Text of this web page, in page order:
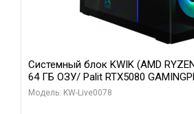
Системный блок KWIK (AMD
64 ГБ ОЗУ/ Palit RTX5080
GDDR7 256bit 3xDP HD/ 1 ТБ SSD)
Модель: KW-Live0078